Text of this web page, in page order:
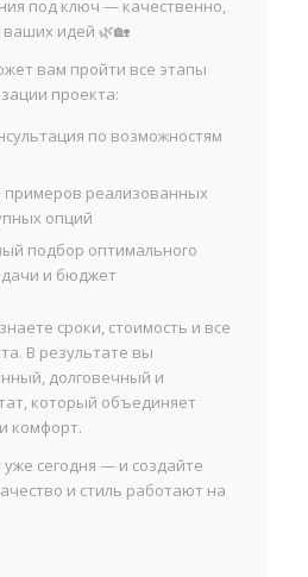
под ключ — качественно,
идей 🌿🏡
вам пройти все этапы
проекта:
по возможностям
реализованных
опций
подбор оптимального
и бюджет
сроки, стоимость и все
В результате вы
долговечный и
который объединяет
комфорт.
сегодня — и создайте
и стиль работают на